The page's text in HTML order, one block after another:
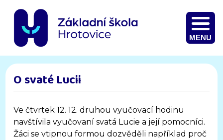
MENU
O svaté Lucii
Ve čtvrtek 12. 12. druhou vyučovací hodinu
navštívila vyučovaní svatá Lucie a její pomocníci.
Žáci se vtipnou formou dozvěděli například proč